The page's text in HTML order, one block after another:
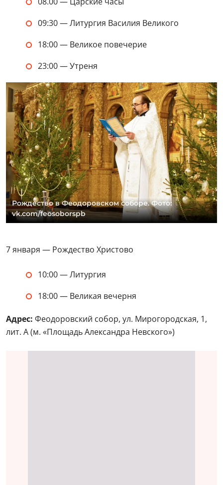
09:30 — Литургия Василия Великого
18:00 — Великое повечерие
23:00 — Утреня
Рождество в Феодоровском соборе. Фото:
vk.com/feosoborspb
7 января — Рождество Христово
10:00 — Литургия
18:00 — Великая вечерня
Адрес: Феодоровский собор, ул. Мирогородская, 1,
лит. А (м. «Площадь Александра Невского»)